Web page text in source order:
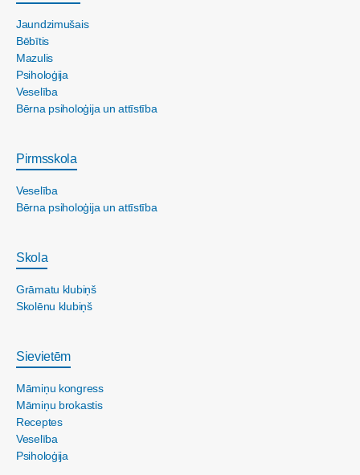
Jaundzimušais
Bēbītis
Mazulis
Psiholoģija
Veselība
Bērna psiholoģija un attīstība
Pirmsskola
Veselība
Bērna psiholoģija un attīstība
Skola
Grāmatu klubiņš
Skolēnu klubiņš
Sievietēm
Māmiņu kongress
Māmiņu brokastis
Receptes
Veselība
Psiholoģija